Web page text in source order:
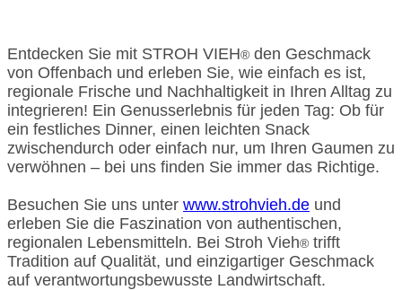
Entdecken Sie mit STROH VIEH® den Geschmack
von Offenbach und erleben Sie, wie einfach es ist,
regionale Frische und Nachhaltigkeit in Ihren Alltag zu
integrieren! Ein Genusserlebnis für jeden Tag: Ob für
ein festliches Dinner, einen leichten Snack
zwischendurch oder einfach nur, um Ihren Gaumen zu
verwöhnen – bei uns finden Sie immer das Richtige.
Besuchen Sie uns unter www.strohvieh.de und
erleben Sie die Faszination von authentischen,
regionalen Lebensmitteln. Bei Stroh Vieh® trifft
Tradition auf Qualität, und einzigartiger Geschmack
auf verantwortungsbewusste Landwirtschaft.